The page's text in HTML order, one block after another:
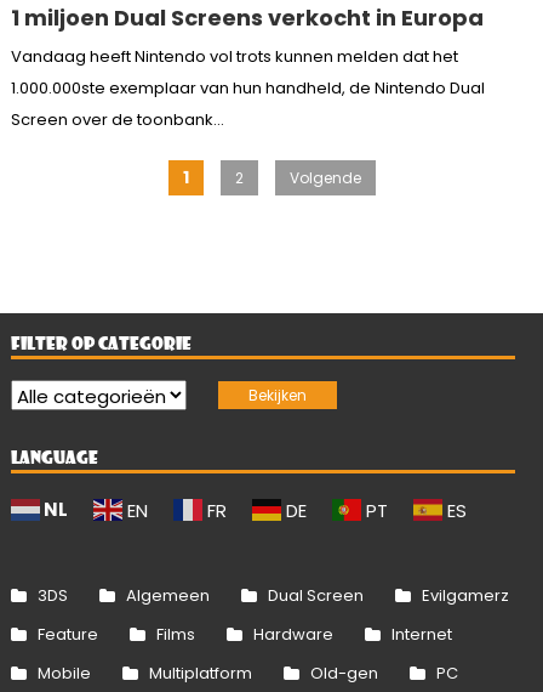
1 miljoen Dual Screens verkocht in Europa
Vandaag heeft Nintendo vol trots kunnen melden dat het
1.000.000ste exemplaar van hun handheld, de Nintendo Dual
Screen over de toonbank...
Berichten1 2 Volgende
FILTER OP CATEGORIE
LANGUAGE
NL EN FR DE PT ES
3DS Algemeen Dual Screen
Evilgamerz
Feature
Films Hardware
Internet
Mobile
Multiplatform Old-gen PC